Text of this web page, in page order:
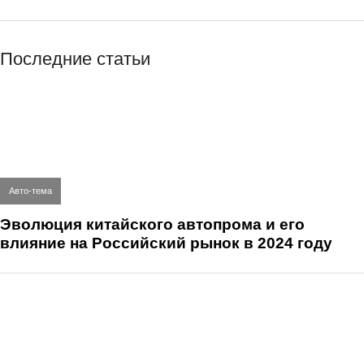
Последние статьи
Авто-тема
Эволюция китайского автопрома и его
влияние на Российский рынок в 2024 году